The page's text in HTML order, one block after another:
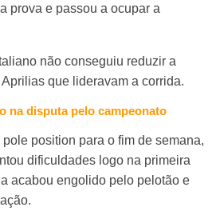
prova e passou a ocupar a
não conseguiu reduzir a
que lideravam a corrida.
na disputa pelo campeonato
position para o fim de semana,
dificuldades logo na primeira
acabou engolido pelo pelotão e